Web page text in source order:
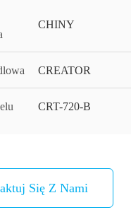
CHINY
CREATOR
CRT-720-B
Się Z Nami